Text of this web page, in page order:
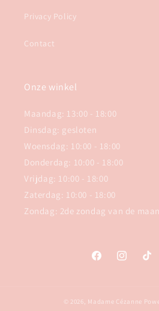
Privacy Policy
Contact
Onze winkel
Maandag: 13:00 - 18:00
Dinsdag: gesloten
Woensdag: 10:00 - 18:00
Donderdag: 10:00 - 18:00
Vrijdag: 10:00 - 18:00
Zaterdag: 10:00 - 18:00
Zondag: 2de zondag van de
FacebookInstagram
© 2026, Madame Cézanne